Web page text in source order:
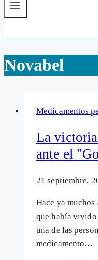
Novabel
Medicamentos
La
ante el
21 septiembre,
Hace ya
que había vivido
una de las
medicamento…